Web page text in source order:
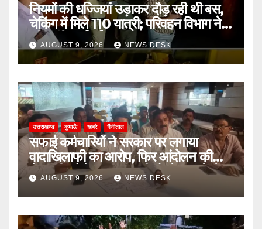
नियमों की धज्जियां उड़ाकर दौड़ रही थी बस,
चेकिंग में मिले 110 यात्री; परिवहन विभाग ने
की कड़ी कार्रवाई
AUGUST 9, 2026 NEWS DESK
उत्तराखण्ड कुमाऊँ खबरे नैनीताल
सफाई कर्मचारियों ने सरकार पर लगाया
वादाखिलाफी का आरोप, फिर आंदोलन की
चेतावनी; बोले- जरूरत पड़ी तो जेल जाने से
भी नहीं हटेंगे पीछे
AUGUST 9, 2026 NEWS DESK